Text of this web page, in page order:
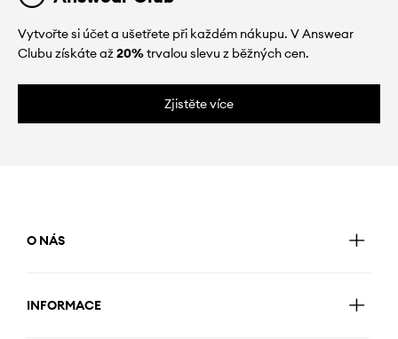
Vytvořte si účet a ušetřete při každém nákupu. V Answear
Clubu získáte až20%trvalou slevu z běžných cen.
Zjistěte více
O NÁS
INFORMACE